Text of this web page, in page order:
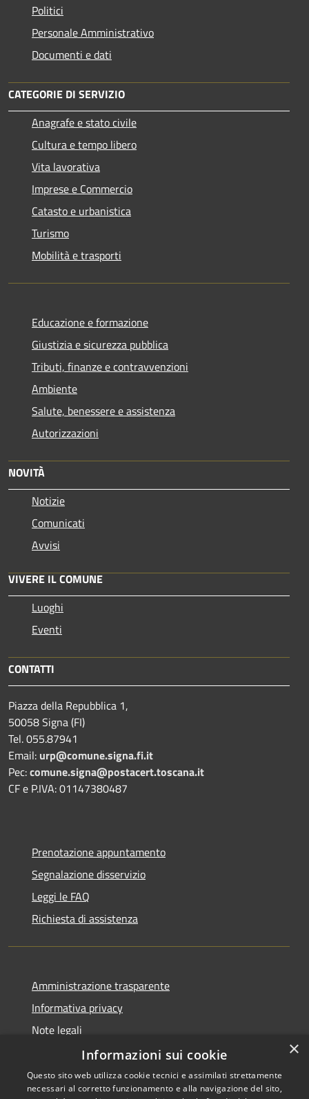
Politici
Personale Amministrativo
Documenti e dati
CATEGORIE DI SERVIZIO
Anagrafe e stato civile
Cultura e tempo libero
Vita lavorativa
Imprese e Commercio
Catasto e urbanistica
Turismo
Mobilità e trasporti
Educazione e formazione
Giustizia e sicurezza pubblica
Tributi, finanze e contravvenzioni
Ambiente
Salute, benessere e assistenza
Autorizzazioni
NOVITÀ
Notizie
Comunicati
Avvisi
VIVERE IL COMUNE
Luoghi
Eventi
CONTATTI
Piazza della Repubblica 1,
50058 Signa (FI)
Tel. 055.87941
Email: urp@comune.signa.fi.it
Pec:comune.signa@postacert.toscana.it
CF e P.IVA: 01147380487
Prenotazione appuntamento
Segnalazione disservizio
Leggi le FAQ
Richiesta di assistenza
Amministrazione trasparente
Informativa privacy
Note legali
Dichiarazione di accessibilità
×
Informazioni sui cookie
Questo sito web utilizza cookie tecnici e assimilati strettamente
necessari al corretto funzionamento e alla navigazione del sito,